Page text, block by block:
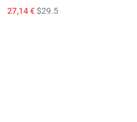
27,14 €$29.5